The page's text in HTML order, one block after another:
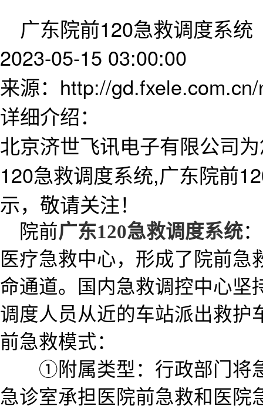
广东院前120急救调度系统
2023-05-15 03:00:00
来源：http://
详细介绍：
北京济世飞讯电子有限公司
120急救调度系统,广东院前
示，敬请关注！
院前广东120急救调度系统
医疗急救中心，形成了院前
命通道。国内急救调控中心坚
调度人员从近的车站派出救护
前急救模式：
①附属类型：行政部门将
急诊室承担医院前急救和医院